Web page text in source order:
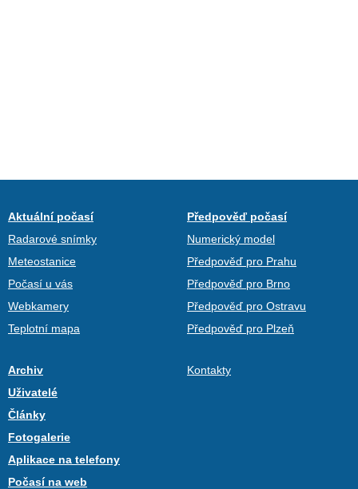
Aktuální počasí
Radarové snímky
Meteostanice
Počasí u vás
Webkamery
Teplotní mapa
Předpověď počasí
Numerický model
Předpověď pro Prahu
Předpověď pro Brno
Předpověď pro Ostravu
Předpověď pro Plzeň
Archiv
Uživatelé
Články
Fotogalerie
Aplikace na telefony
Počasí na web
Kontakty